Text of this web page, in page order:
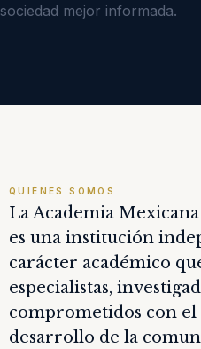
sociedad mejor informada.
QUIÉNES SOMOS
La Academia
es una institución
carácter académico
especialistas,
comprometidos con el
desarrollo de la